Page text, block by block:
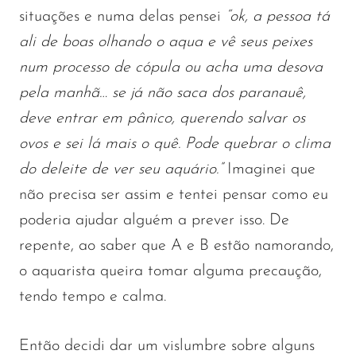
situações e numa delas pensei “ok, a pessoa tá
ali de boas olhando o aqua e vê seus peixes
num processo de cópula ou acha uma desova
pela manhã… se já não saca dos paranauê,
deve entrar em pânico, querendo salvar os
ovos e sei lá mais o quê. Pode quebrar o clima
do deleite de ver seu aquário.” Imaginei que
não precisa ser assim e tentei pensar como eu
poderia ajudar alguém a prever isso. De
repente, ao saber que A e B estão namorando,
o aquarista queira tomar alguma precaução,
tendo tempo e calma.
Então decidi dar um vislumbre sobre alguns